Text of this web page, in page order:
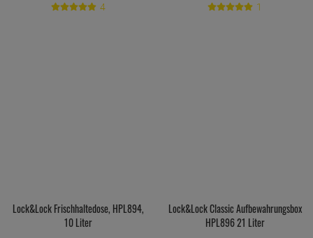
4 1
Lock&Lock Frischhaltedose, HPL894,
10 Liter
Lock&Lock Classic Aufbewahrungsbox
HPL896 21 Liter